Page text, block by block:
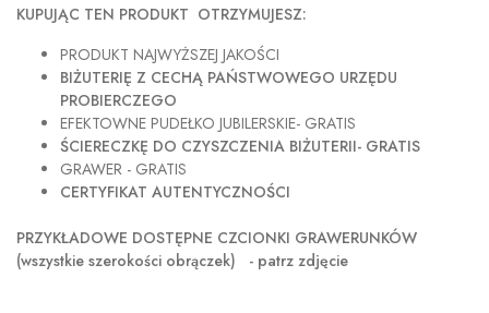
KUPUJĄC TEN PRODUKT OTRZYMUJESZ:
PRODUKT NAJWYŻSZEJ JAKOŚCI
BIŻUTERIĘ Z CECHĄ PAŃSTWOWEGO URZĘDU
PROBIERCZEGO
EFEKTOWNE PUDEŁKO JUBILERSKIE- GRATIS
ŚCIERECZKĘ DO CZYSZCZENIA BIŻUTERII- GRATIS
GRAWER - GRATIS
CERTYFIKAT AUTENTYCZNOŚCI
PRZYKŁADOWE DOSTĘPNE CZCIONKI GRAWERUNKÓW
(wszystkie szerokości obrączek) - patrz zdjęcie